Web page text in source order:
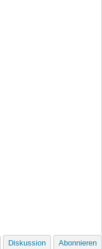
Diskussion Abonnieren